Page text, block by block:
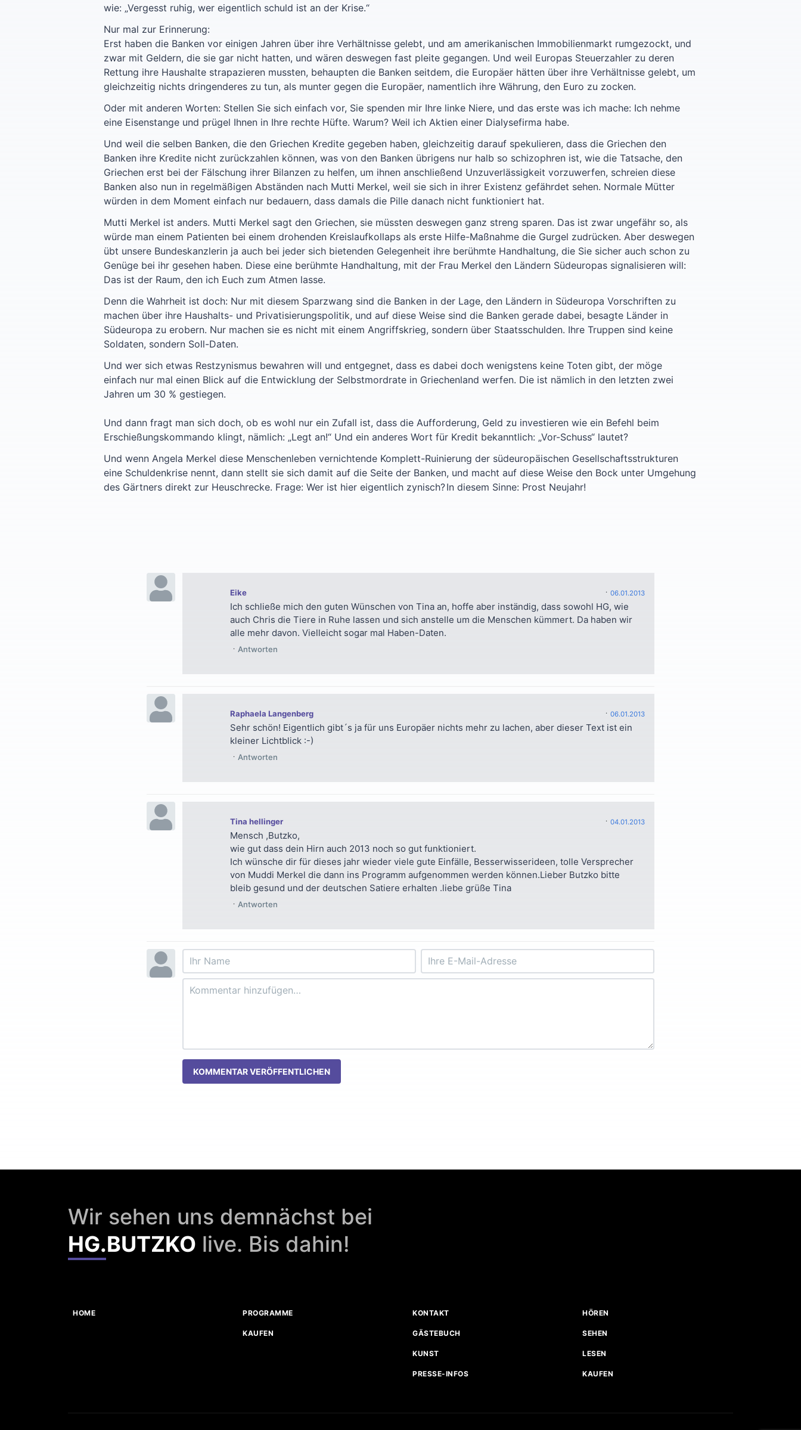
wie: „Vergesst ruhig, wer eigentlich schuld ist an der Krise.“
Nur mal zur Erinnerung:
Erst haben die Banken vor einigen Jahren über ihre Verhältnisse gelebt, und am amerikanischen Immobilienmarkt rumgezockt, und
zwar mit Geldern, die sie gar nicht hatten, und wären deswegen fast pleite gegangen. Und weil Europas Steuerzahler zu deren
Rettung ihre Haushalte strapazieren mussten, behaupten die Banken seitdem, die Europäer hätten über ihre Verhältnisse gelebt, um
gleichzeitig nichts dringenderes zu tun, als munter gegen die Europäer, namentlich ihre Währung, den Euro zu zocken.
Oder mit anderen Worten: Stellen Sie sich einfach vor, Sie spenden mir Ihre linke Niere, und das erste was ich mache: Ich nehme
eine Eisenstange und prügel Ihnen in Ihre rechte Hüfte. Warum? Weil ich Aktien einer Dialysefirma habe.
Und weil die selben Banken, die den Griechen Kredite gegeben haben, gleichzeitig darauf spekulieren, dass die Griechen den
Banken ihre Kredite nicht zurückzahlen können, was von den Banken übrigens nur halb so schizophren ist, wie die Tatsache, den
Griechen erst bei der Fälschung ihrer Bilanzen zu helfen, um ihnen anschließend Unzuverlässigkeit vorzuwerfen, schreien diese
Banken also nun in regelmäßigen Abständen nach Mutti Merkel, weil sie sich in ihrer Existenz gefährdet sehen. Normale Mütter
würden in dem Moment einfach nur bedauern, dass damals die Pille danach nicht funktioniert hat.
Mutti Merkel ist anders. Mutti Merkel sagt den Griechen, sie müssten deswegen ganz streng sparen. Das ist zwar ungefähr so, als
würde man einem Patienten bei einem drohenden Kreislaufkollaps als erste Hilfe-Maßnahme die Gurgel zudrücken. Aber deswegen
übt unsere Bundeskanzlerin ja auch bei jeder sich bietenden Gelegenheit ihre berühmte Handhaltung, die Sie sicher auch schon zu
Genüge bei ihr gesehen haben. Diese eine berühmte Handhaltung, mit der Frau Merkel den Ländern Südeuropas signalisieren will:
Das ist der Raum, den ich Euch zum Atmen lasse.
Denn die Wahrheit ist doch: Nur mit diesem Sparzwang sind die Banken in der Lage, den Ländern in Südeuropa Vorschriften zu
machen über ihre Haushalts- und Privatisierungspolitik, und auf diese Weise sind die Banken gerade dabei, besagte Länder in
Südeuropa zu erobern. Nur machen sie es nicht mit einem Angriffskrieg, sondern über Staatsschulden. Ihre Truppen sind keine
Soldaten, sondern Soll-Daten.
Und wer sich etwas Restzynismus bewahren will und entgegnet, dass es dabei doch wenigstens keine Toten gibt, der möge
einfach nur mal einen Blick auf die Entwicklung der Selbstmordrate in Griechenland werfen. Die ist nämlich in den letzten zwei
Jahren um 30 % gestiegen.
Und dann fragt man sich doch, ob es wohl nur ein Zufall ist, dass die Aufforderung, Geld zu investieren wie ein Befehl beim
Erschießungskommando klingt, nämlich: „Legt an!“ Und ein anderes Wort für Kredit bekanntlich: „Vor-Schuss“ lautet?
Und wenn Angela Merkel diese Menschenleben vernichtende Komplett-Ruinierung der südeuropäischen Gesellschaftsstrukturen
eine Schuldenkrise nennt, dann stellt sie sich damit auf die Seite der Banken, und macht auf diese Weise den Bock unter Umgehung
des Gärtners direkt zur Heuschrecke. Frage: Wer ist hier eigentlich zynisch?In diesem Sinne: Prost Neujahr!
Eike 06.01.2013
Ich schließe mich den guten Wünschen von Tina an, hoffe aber inständig, dass sowohl HG, wie
auch Chris die Tiere in Ruhe lassen und sich anstelle um die Menschen kümmert. Da haben wir
alle mehr davon. Vielleicht sogar mal Haben-Daten.
Antworten
Raphaela Langenberg 06.01.2013
Sehr schön! Eigentlich gibt´s ja für uns Europäer nichts mehr zu lachen, aber dieser Text ist ein
kleiner Lichtblick :-)
Antworten
Tina hellinger 04.01.2013
Mensch ,Butzko,
wie gut dass dein Hirn auch 2013 noch so gut funktioniert.
Ich wünsche dir für dieses jahr wieder viele gute Einfälle, Besserwisserideen, tolle Versprecher
von Muddi Merkel die dann ins Programm aufgenommen werden können.Lieber Butzko bitte
bleib gesund und der deutschen Satiere erhalten .liebe grüße Tina
Antworten
KOMMENTAR VERÖFFENTLICHEN
Wir sehen uns demnächst bei
HG.BUTZKO live. Bis dahin!
HOME PROGRAMME
KAUFEN
KONTAKT
GÄSTEBUCH
KUNST
PRESSE-INFOS
HÖREN
SEHEN
LESEN
KAUFEN